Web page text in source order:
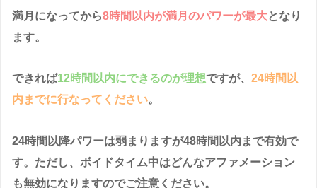
満月になってから8時間以内が満月のパワーが最大となり
ます。
できれば12時間以内にできるのが理想ですが、 24時間以
内までに行なってください。
24時間以降パワーは弱まりますが48時間以内まで有効で
す。ただし、ボイドタイム中はどんなアファメーション
も無効になりますのでご注意ください。